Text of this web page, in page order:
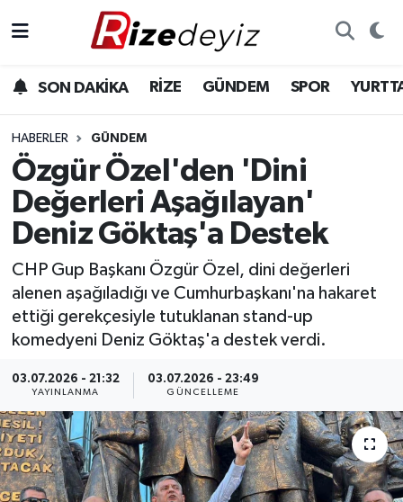
SON DAKİKA RİZE GÜNDEM SPOR
HABERLER GÜNDEM
Özgür Özel'den 'Dini
Değerleri Aşağılayan'
Deniz Göktaş'a Destek
CHP Gup Başkanı Özgür Özel, dini değerleri
alenen aşağıladığı ve Cumhurbaşkanı'na hakaret
ettiği gerekçesiyle tutuklanan stand-up
komedyeni Deniz Göktaş'a destek verdi.
03.07.2026 - 21:32
YAYINLANMA
03.07.2026 - 23:49
GÜNCELLEME
Gündem
Yurttan Haberler
Ekonomi
Sağlık
Rize Hava Durumu
Rize Trafik Yoğunluk Haritası
Süper Lig Puan Durumu ve Fikstür
Son Dakika Haberleri
Haber Arşivi